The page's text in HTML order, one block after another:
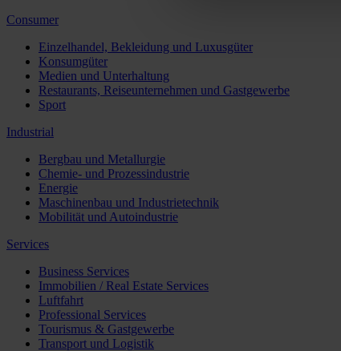
Consumer
Einzelhandel, Bekleidung und Luxusgüter
Konsumgüter
Medien und Unterhaltung
Restaurants, Reiseunternehmen und Gastgewerbe
Sport
Industrial
Bergbau und Metallurgie
Chemie- und Prozessindustrie
Energie
Maschinenbau und Industrietechnik
Mobilität und Autoindustrie
Services
Business Services
Immobilien / Real Estate Services
Luftfahrt
Professional Services
Tourismus & Gastgewerbe
Transport und Logistik